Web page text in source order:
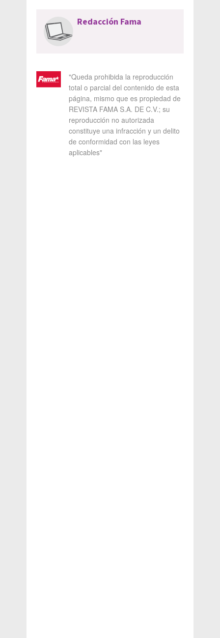
Redacción Fama
"Queda prohibida la reproducción
total o parcial del contenido de esta
página, mismo que es propiedad de
REVISTA FAMA S.A. DE C.V.; su
reproducción no autorizada
constituye una infracción y un delito
de conformidad con las leyes
aplicables"